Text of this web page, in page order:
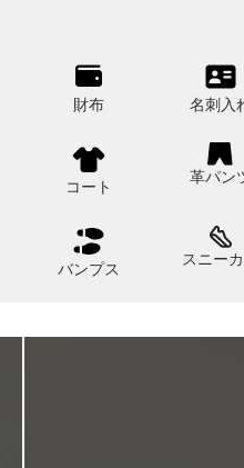
財布 名刺入
コート
革パン
バンプス
スニー